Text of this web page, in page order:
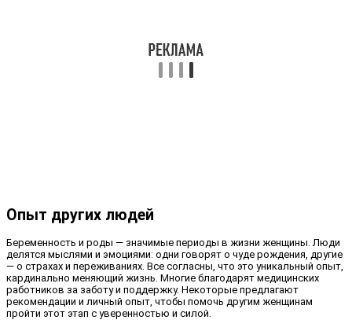
Опыт других людей
Беременность и роды — значимые периоды в жизни женщины. Люди
делятся мыслями и эмоциями: одни говорят о чуде рождения, другие
— о страхах и переживаниях. Все согласны, что это уникальный опыт,
кардинально меняющий жизнь. Многие благодарят медицинских
работников за заботу и поддержку. Некоторые предлагают
рекомендации и личный опыт, чтобы помочь другим женщинам
пройти этот этап с уверенностью и силой.